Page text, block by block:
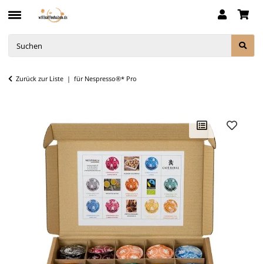
Zurück zur Liste für Nespresso®* Pro